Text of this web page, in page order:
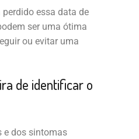
essa data de
ser uma ótima
ou evitar uma
de identificar o
e dos sintomas